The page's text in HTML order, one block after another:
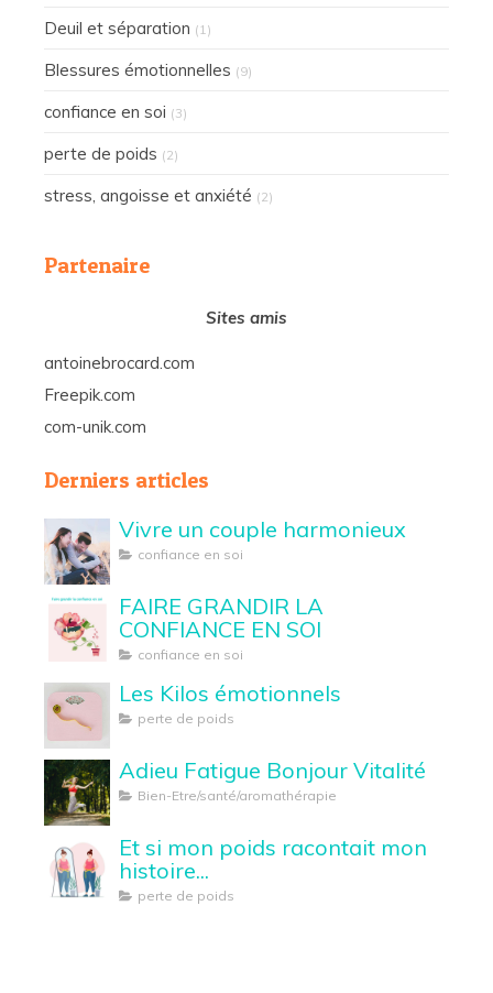
Deuil et séparation (1)
Blessures émotionnelles (9)
confiance en soi (3)
perte de poids (2)
stress, angoisse et anxiété (2)
Partenaire
Sites amis
antoinebrocard.com
Freepik.com
com-unik.com
Derniers articles
Vivre un couple harmonieux
confiance en soi
FAIRE GRANDIR LA
CONFIANCE EN SOI
confiance en soi
Les Kilos émotionnels
perte de poids
Adieu Fatigue Bonjour Vitalité
Bien-Etre/santé/aromathérapie
Et si mon poids racontait mon
histoire...
perte de poids